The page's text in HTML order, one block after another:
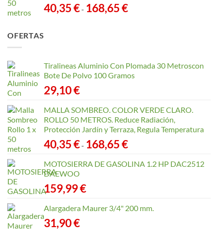
40,35€- 168,65€Rango
168,65 €
OFERTAS
Tiralineas Aluminio Con Plomada 30 Metroscon
Bote De Polvo 100 Gramos
29,10€
MALLA SOMBREO. COLOR VERDE CLARO.
ROLLO 50 METROS. Reduce Radiación,
Protección Jardín y Terraza, Regula Temperatura
40,35€- 168,65€Rango
precios:
MOTOSIERRA DE GASOLINA 1.2 HP DAC2512
DAEWOO
159,99€
Alargadera Maurer 3/4" 200 mm.
31,90€